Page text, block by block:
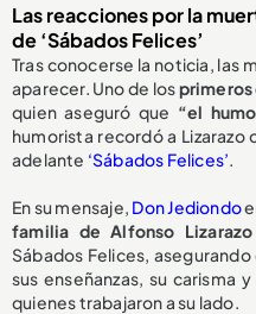
Las reacciones por la
de ‘Sábados Felices’
Tras conocerse la noticia, las
aparecer. Uno de losprimeros
quien aseguró que “el
humorista recordó a
adelante ‘Sábados Felices’.
En su mensaje, Don Jediondo
familia de Alfonso Lizarazo
Sábados Felices,
sus enseñanzas, su carisma
quienes trabajaron a su lado.